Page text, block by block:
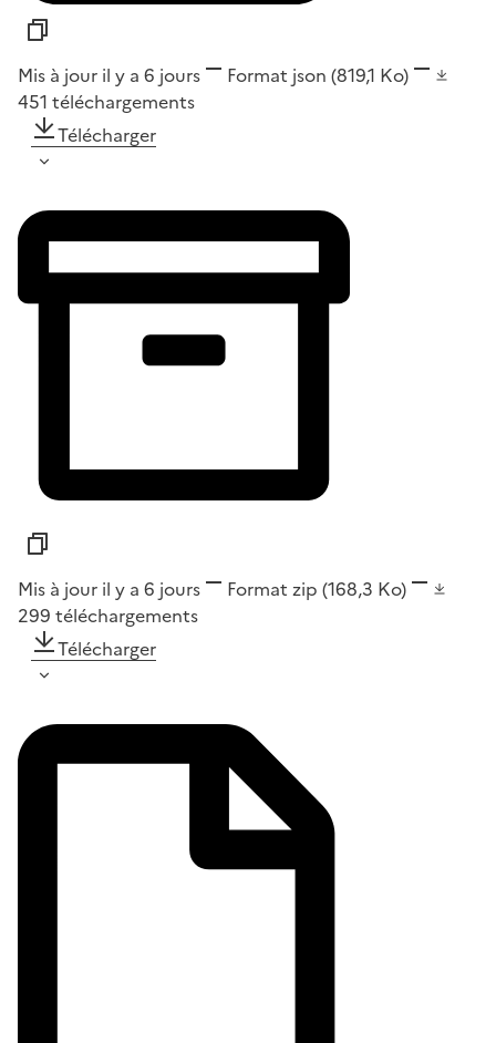
Mis à jour il y a 6 jours Format json (819,1 Ko)
451 téléchargements
Télécharger
Mis à jour il y a 6 jours Format zip (168,3 Ko)
299 téléchargements
Télécharger